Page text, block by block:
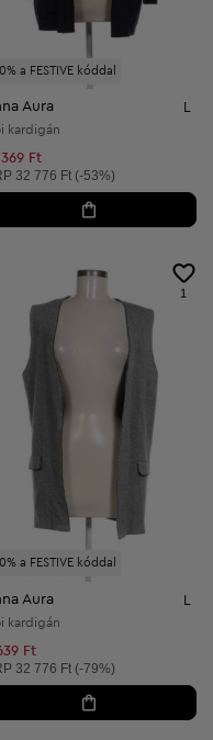
a FESTIVE kóddal
Aura
kardigán
369 Ft
ár:
32 776 Ft (-53%)
a FESTIVE kóddal
1
Aura L
kardigán
Ft
ár:
32 776 Ft (-79%)